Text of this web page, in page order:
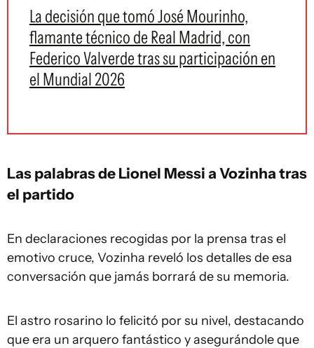
La decisión que tomó José Mourinho,
flamante técnico de Real Madrid, con
Federico Valverde tras su participación en
el Mundial 2026
Las palabras de Lionel Messi a Vozinha tras
el partido
En declaraciones recogidas por la prensa tras el
emotivo cruce, Vozinha reveló los detalles de esa
conversación que jamás borrará de su memoria.
El astro rosarino lo felicitó por su nivel, destacando
que era un arquero fantástico y asegurándole que